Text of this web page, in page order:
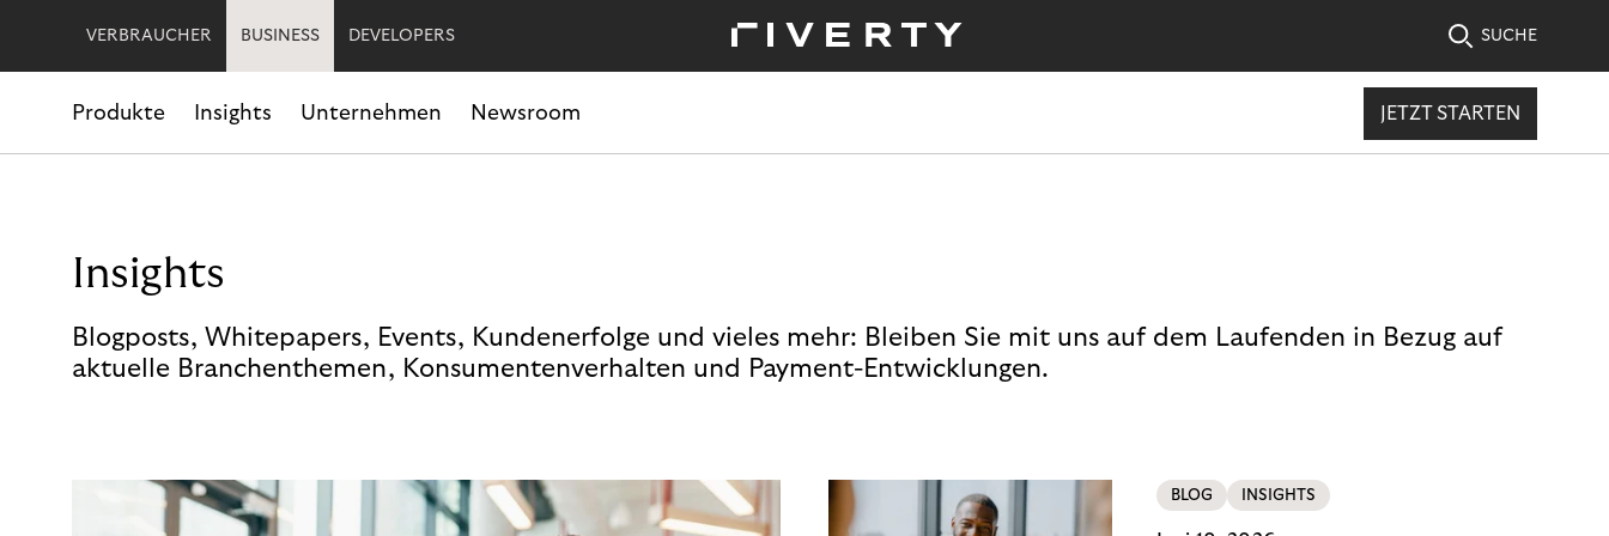
VERBRAUCHER BUSINESS DEVELOPERS SUCHE
Produkte Insights Unternehmen Newsroom JETZT STARTEN
Insights
Blogposts, Whitepapers, Events, Kundenerfolge und vieles mehr: Bleiben Sie mit uns auf dem Laufenden in Bezug auf
aktuelle Branchenthemen, Konsumentenverhalten und Payment-Entwicklungen.
BLOG INSIGHTS